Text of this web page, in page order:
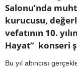
Salonu’nda
kurucusu,
vefatının 10.
Hayat” konseri
Bu yıl altıncısı